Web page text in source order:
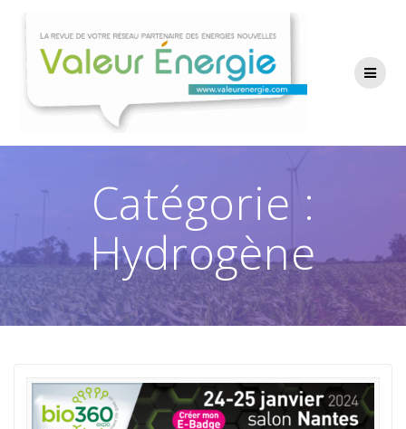
contenu
Catégorie :
Hydrogène